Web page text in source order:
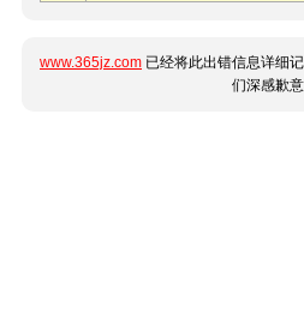
www.365jz.com 已经将此出错信息详细
们深感歉